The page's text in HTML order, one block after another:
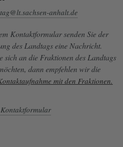
anhalt.de
Kontaktformular senden Sie der
des Landtags eine Nachricht.
sich an die Fraktionen des Landtags
dann empfehlen wir die
mit den Fraktionen.